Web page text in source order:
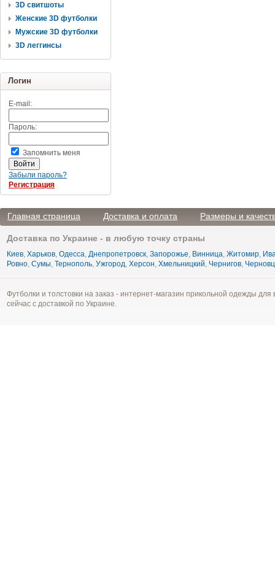
3D свитшоты
Женские 3D футболки
Мужские 3D футболки
3D леггинсы
Логин
E-mail:
Пароль:
Запомнить меня
Забыли пароль?
Регистрация
Главная страница Доставка и оплата Размеры и
Доставка по Украине - в любую точку страны
Киев, Харьков, Одесса, Днепропетровск, Запорожье, Винница, Житомир,
Ровно, Сумы, Тернополь, Ужгород, Херсон, Хмельницкий, Чернигов,
Футболки и толстовки на заказ - интернет-магазин прикольной одежды
сейчас с доставкой по Украине.